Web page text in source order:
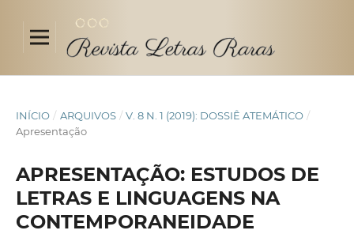
INÍCIO / ARQUIVOS / V. 8 N. 1 (2019): DOSSIÊ ATEMÁTICO /
Apresentação
APRESENTAÇÃO: ESTUDOS DE
LETRAS E LINGUAGENS NA
CONTEMPORANEIDADE